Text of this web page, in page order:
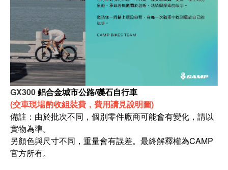
GX300鋁合金城市公路/礫石自行車
(交車現場酌收組裝費，費用請見說明圖)
備註：由於批次不同，個別零件廠商可能會有變化，請以
實物為準。
另顏色與尺寸不同，重量會有誤差。最終解釋權為CAMP
官方所有。